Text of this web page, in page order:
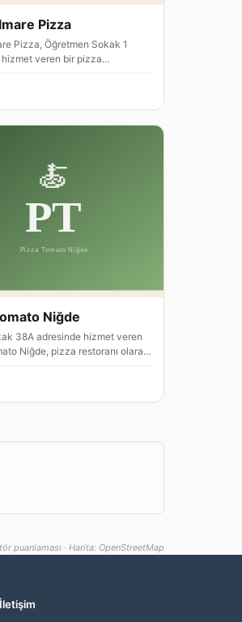
Pizza
Pizza, Öğretmen Sokak 1
veren bir pizza
Niğde merkezde yer alan iş…
Niğde
38A adresinde hizmet veren
Niğde, pizza restoranı olarak
Niğ…
puanlaması · Harita: OpenStreetMap
İletişim